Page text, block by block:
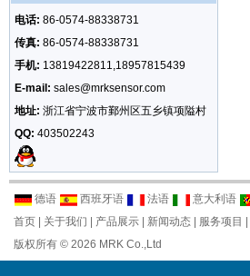
电话: 86-0574-88338731
传真: 86-0574-88338731
手机: 13819422811,18957815439
E-mail: sales@mrksensor.com
地址: 浙江省宁波市鄞州区五乡镇项隘村
QQ: 403502243
德语 西班牙语 法语 意大利语
首页
关于我们 产品展示 新闻动态 服务项目
版权所有 © 2026 MRK Co.,Ltd